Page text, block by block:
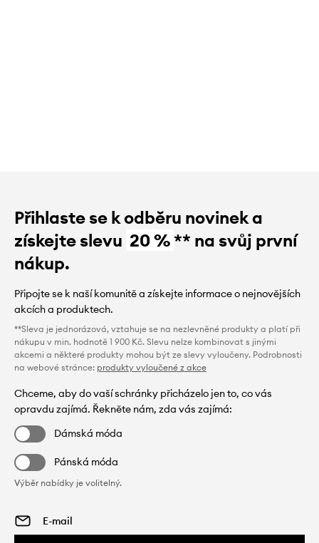
Přihlaste se k odběru novinek a
získejte slevu 20 %** na svůj první
nákup.
Připojte se k naší komunitě a získejte informace o nejnovějších
akcích a produktech.
**Sleva je jednorázová, vztahuje se na nezlevněné produkty a platí při
nákupu v min. hodnotě 1 900 Kč. Slevu nelze kombinovat s jinými
akcemi a některé produkty mohou být ze slevy vyloučeny. Podrobnosti
na webové stránce: produkty vyloučené z akce
Chceme, aby do vaší schránky přicházelo jen to, co vás
opravdu zajímá. Řekněte nám, zda vás zajímá:
Dámská móda
Pánská móda
Výběr nabídky je volitelný.